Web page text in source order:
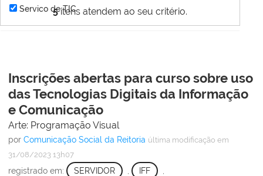
5itens atendem ao seu critério.
Servico de TIC
Inscrições abertas para curso sobre uso
das Tecnologias Digitais da Informação
e Comunicação
Arte: Programação Visual
por Comunicação Social da Reitoria última modificação em
31/08/2023 13h07
registrado em: SERVIDOR IFF